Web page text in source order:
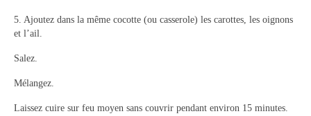
5. Ajoutez dans la même cocotte (ou casserole) les carottes, les oignons
et l’ail.
Salez.
Mélangez.
Laissez cuire sur feu moyen sans couvrir pendant environ 15 minutes.